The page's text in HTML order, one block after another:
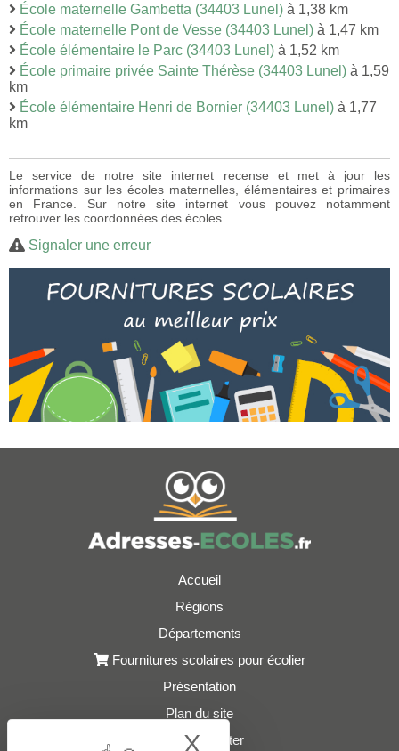
École maternelle Gambetta (34403 Lunel) à 1,38 km
École maternelle Pont de Vesse (34403 Lunel) à 1,47 km
École élémentaire le Parc (34403 Lunel) à 1,52 km
École primaire privée Sainte Thérèse (34403 Lunel) à 1,59
km
École élémentaire Henri de Bornier (34403 Lunel) à 1,77
km
Le service de notre site internet recense et met à jour les
informations sur les écoles maternelles, élémentaires et primaires
en France. Sur notre site internet vous pouvez notamment
retrouver les coordonnées des écoles.
Signaler une erreur
Accueil
Régions
Départements
Fournitures scolaires pour écolier
Présentation
Plan du site
Nous contacter
X Hide cookie